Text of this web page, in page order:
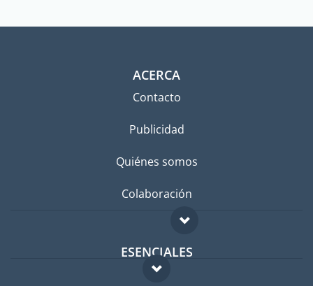
ACERCA
Contacto
Publicidad
Quiénes somos
Colaboración
ESENCIALES
Foro para expatriados